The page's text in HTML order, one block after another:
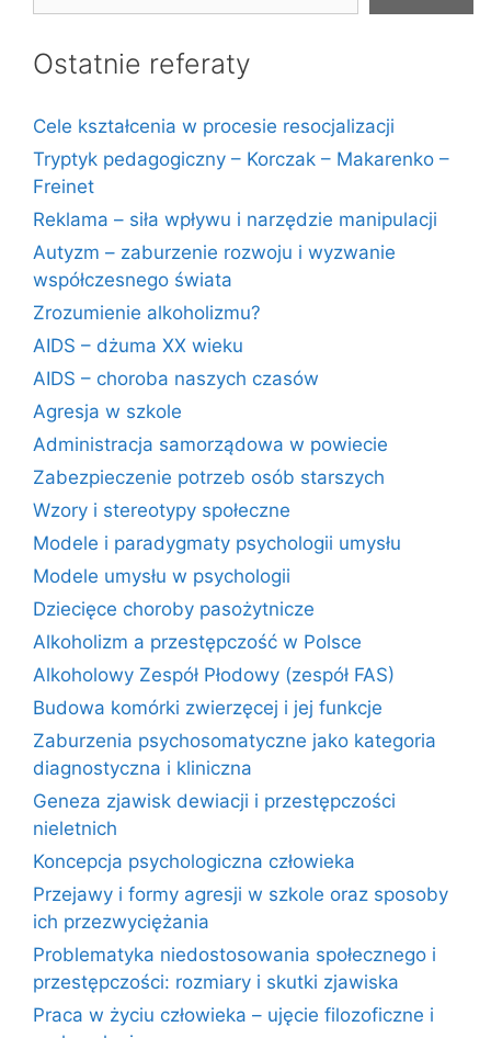
Ostatnie referaty
Cele kształcenia w procesie resocjalizacji
Tryptyk pedagogiczny – Korczak – Makarenko –
Freinet
Reklama – siła wpływu i narzędzie manipulacji
Autyzm – zaburzenie rozwoju i wyzwanie
współczesnego świata
Zrozumienie alkoholizmu?
AIDS – dżuma XX wieku
AIDS – choroba naszych czasów
Agresja w szkole
Administracja samorządowa w powiecie
Zabezpieczenie potrzeb osób starszych
Wzory i stereotypy społeczne
Modele i paradygmaty psychologii umysłu
Modele umysłu w psychologii
Dziecięce choroby pasożytnicze
Alkoholizm a przestępczość w Polsce
Alkoholowy Zespół Płodowy (zespół FAS)
Budowa komórki zwierzęcej i jej funkcje
Zaburzenia psychosomatyczne jako kategoria
diagnostyczna i kliniczna
Geneza zjawisk dewiacji i przestępczości
nieletnich
Koncepcja psychologiczna człowieka
Przejawy i formy agresji w szkole oraz sposoby
ich przezwyciężania
Problematyka niedostosowania społecznego i
przestępczości: rozmiary i skutki zjawiska
Praca w życiu człowieka – ujęcie filozoficzne i